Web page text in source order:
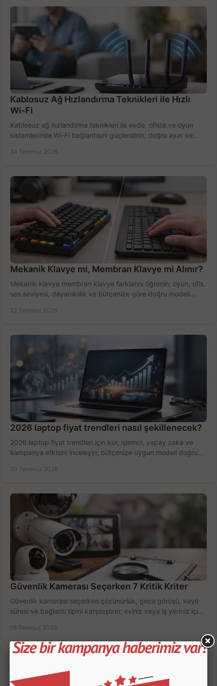
Kablosuz Ağ Hızlandırma Teknikleri ile Hızlı
Wi-Fi
Kablosuz ağ hızlandırma teknikleri ile evde, ofiste ve oyun
sistemlerinde Wi-Fi bağlantısını güçlendirin; doğru ayar ve
24 Temmuz 2026
Mekanik Klavye mi, Membran Klavye mi Alınır?
Mekanik klavye membran klavye farklarını öğrenin; oyun, ofis,
ses seviyesi, dayanıklılık ve bütçenize göre doğru modeli
22 Temmuz 2026
2026 laptop fiyat trendleri nasıl şekillenecek?
2026 laptop fiyat trendleri için kur, işlemci, yapay zeka ve
kampanya etkisini inceleyin; bütçenize uygun modeli doğru
20 Temmuz 2026
Güvenlik Kamerası Seçerken 7 Kritik Kriter
Güvenlik kamerası seçerken çözünürlük, gece görüşü, kayıt
süresi ve bağlantı tipini karşılaştırın; eviniz veya iş yeriniz için
18 Temmuz 2026